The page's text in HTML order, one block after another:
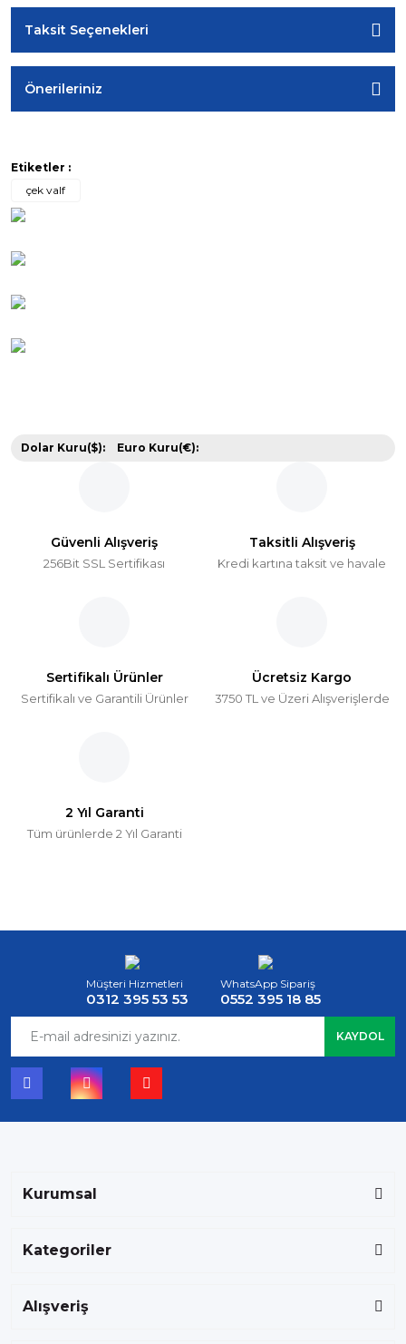
Taksit Seçenekleri
Önerileriniz
Etiketler :
çek valf
Dolar Kuru($): Euro Kuru(€):
Güvenli Alışveriş
256Bit SSL Sertifikası
Taksitli Alışveriş
Kredi kartına taksit ve havale
Sertifikalı Ürünler
Sertifikalı ve Garantili Ürünler
Ücretsiz Kargo
3750 TL ve Üzeri Alışverişlerde
2 Yıl Garanti
Tüm ürünlerde 2 Yıl Garanti
Müşteri Hizmetleri
0312 395 53 53
WhatsApp Sipariş
0552 395 18 85
KAYDOL
Kurumsal
Kategoriler
Alışveriş